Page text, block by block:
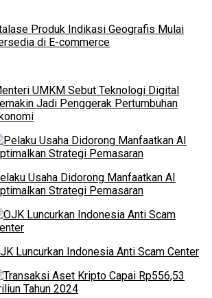
Produk Indikasi Geografis Mulai
di E-commerce
UMKM Sebut Teknologi Digital
Jadi Penggerak Pertumbuhan
Usaha Didorong Manfaatkan AI
Strategi Pemasaran
Luncurkan Indonesia Anti Scam Center